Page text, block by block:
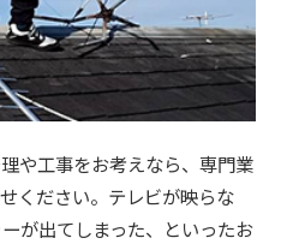
や工事をお考えなら、専門業
ください。テレビが映らな
が出てしまった、といったお